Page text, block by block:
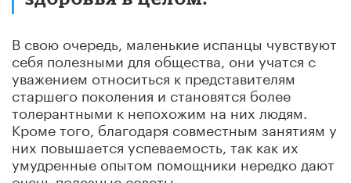
В свою очередь, маленькие испанцы чувствуют
себя полезными для общества, они учатся с
уважением относиться к представителям
старшего поколения и становятся более
толерантными к непохожим на них людям.
Кроме того, благодаря совместным занятиям у
них повышается успеваемость, так как их
умудренные опытом помощники нередко дают